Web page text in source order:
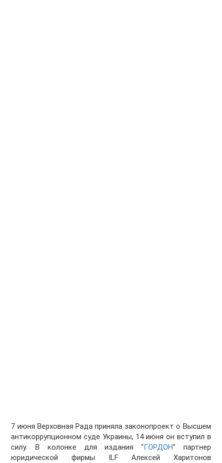
7 июня Верховная Рада приняла законопроект о Высшем
антикоррупционном суде Украины, 14 июня он вступил в
силу. В колонке для издания "ГОРДОН" партнер
юридической фирмы ILF Алексей Харитонов